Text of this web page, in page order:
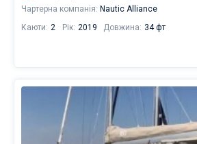
Чартерна компанія: Nautic Alliance
Каюти: 2 Рік: 2019 Довжина: 34 фт